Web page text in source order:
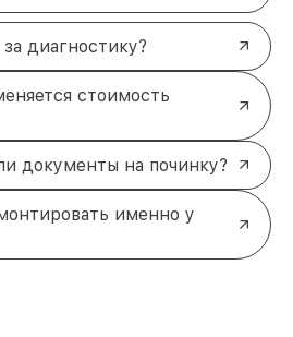
диагностику?
стоимость
документы на починку?
именно у